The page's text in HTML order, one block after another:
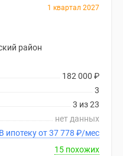
1 квартал 2027
район
182 000 ₽
3
3 из 23
нет данных
В ипотеку от 37 778 ₽/мес
15 похожих